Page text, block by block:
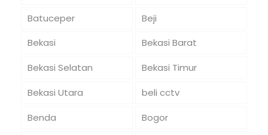
Batuceper
Beji
Bekasi
Bekasi Barat
Bekasi Selatan
Bekasi Timur
Bekasi Utara
beli cctv
Benda
Bogor